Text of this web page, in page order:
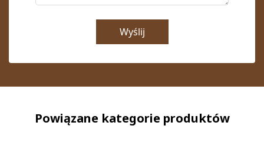
Wyślij
Powiązane kategorie produktów